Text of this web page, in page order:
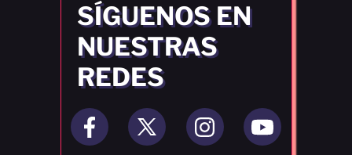
SÍGUENOS EN
NUESTRAS
REDES